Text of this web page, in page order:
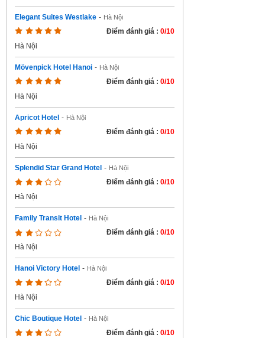
Elegant Suites Westlake - Hà Nội
Điểm đánh giá : 0/10
Hà Nội
Mövenpick Hotel Hanoi - Hà Nội
Điểm đánh giá : 0/10
Hà Nội
Apricot Hotel - Hà Nội
Điểm đánh giá : 0/10
Hà Nội
Splendid Star Grand Hotel - Hà Nội
Điểm đánh giá : 0/10
Hà Nội
Family Transit Hotel - Hà Nội
Điểm đánh giá : 0/10
Hà Nội
Hanoi Victory Hotel - Hà Nội
Điểm đánh giá : 0/10
Hà Nội
Chic Boutique Hotel - Hà Nội
Điểm đánh giá : 0/10